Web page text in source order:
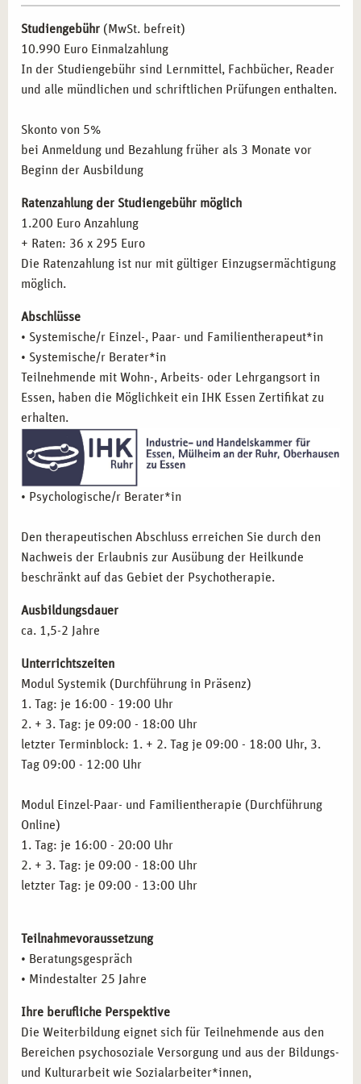
sozialen oder betreuenden Kontexten tätig sind, von dieser
Ausbildung.
FAZIT
einer praxisorientierten Ausbildung in systemischer
Einzel-, Paar- und Familientherapie in Essen zu starten.
Werden Sie ein Teil der
praxisnaher Ausbildung und einem starken Netzwerk.
Beginnen Sie noch heute Ihre Reise zu einer erfolgreichen
beruflichen Zukunft!
Die Arbeit mit dem inneren Kind
Familienthemen Sucht, Missbrauch, Armut und
Gewalt
Familienthemen Krankheit, Alter, Tod und Suizid
Kriseninterventionen und Traumatherapie
Zielgruppenspezifische Methoden der systemischen
Therapie:
Systemische Beratung und Therapie mit
Einzelpersonen
Systemische Paartherapie
Systemische Arbeit mit Familien
Systemische Arbeit mit Senioren
Grundlagen der Sexualtherapie
systemische Sichtweise der Sexualtherapie
Pathologie sexueller Störungen
Umgang mit Sexualstörungen in der Paartherapie
Der systemische Blick auf Psychopathologie
Praxistraining, Fallbeispiele und
Supervision
Psychohygiene
Inhalte des Basismoduls
Inhalte der Ausbildung Heilpraktiker*in Psychotherapie
Studiengebühr (MwSt. befreit)
10.990 Euro Einmalzahlung
In der Studiengebühr sind Lernmittel, Fachbücher, Reader
und alle mündlichen und schriftlichen Prüfungen enthalten.
Skonto von 5%
bei Anmeldung und Bezahlung früher als 3 Monate vor
Beginn der Ausbildung
Ratenzahlung der Studiengebühr möglich
1.200 Euro Anzahlung
+ Raten: 36 x 295 Euro
Die Ratenzahlung ist nur mit gültiger Einzugsermächtigung
möglich.
Abschlüsse
• Systemische/r Einzel-, Paar- und Familientherapeut*in
• Systemische/r Berater*in
Teilnehmende mit Wohn-, Arbeits- oder Lehrgangsort in
Essen, haben die Möglichkeit ein IHK Essen Zertifikat zu
erhalten.
• Psychologische/r Berater*in
Den therapeutischen Abschluss erreichen Sie durch den
Nachweis der Erlaubnis zur Ausübung der Heilkunde
beschränkt auf das Gebiet der Psychotherapie.
Ausbildungsdauer
ca. 1,5-2 Jahre
Unterrichtszeiten
Modul Systemik (Durchführung in Präsenz)
1. Tag: je 16:00 - 19:00 Uhr
2. + 3. Tag: je 09:00 - 18:00 Uhr
letzter Terminblock: 1. + 2. Tag je 09:00 - 18:00 Uhr, 3.
Tag 09:00 - 12:00 Uhr
Modul Einzel-Paar- und Familientherapie (Durchführung
Online)
1. Tag: je 16:00 - 20:00 Uhr
2. + 3. Tag: je 09:00 - 18:00 Uhr
letzter Tag: je 09:00 - 13:00 Uhr
Teilnahmevoraussetzung
• Beratungsgespräch
• Mindestalter 25 Jahre
Ihre berufliche Perspektive
Die Weiterbildung eignet sich für Teilnehmende aus den
Bereichen psychosoziale Versorgung und aus der Bildungs-
und Kulturarbeit wie Sozialarbeiter*innen,